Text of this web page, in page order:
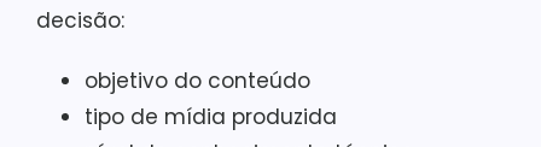
decisão:
objetivo do conteúdo
tipo de mídia produzida